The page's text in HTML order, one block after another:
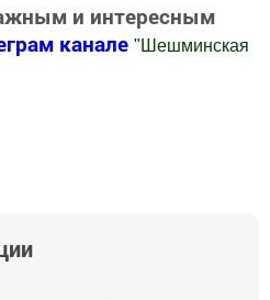
и интересным
канале " Шешминская